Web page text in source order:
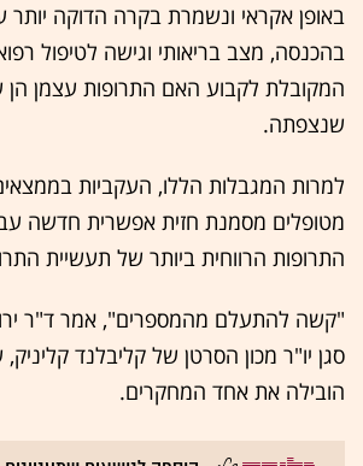
באופן אקראי ונשמרת בקרה הדוקה יותר
בהכנסה, מצב בריאותי וגישה לטיפול
המקובלת לקבוע האם התרופות עצמן הן
שנצפתה.
למרות המגבלות הללו, העקביות
מטופלים מסמנת חזית אפשרית חדשה
התרופות הרווחית ביותר של תעשיית
"קשה להתעלם מהמספרים", אמר ד"ר
סגן יו"ר מכון הסרטן של קליבלנד
הובילה את אחד המחקרים.